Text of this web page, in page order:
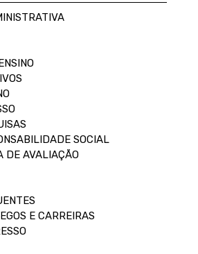
SOCIAL
DE AVALIAÇÃO
E CARREIRAS